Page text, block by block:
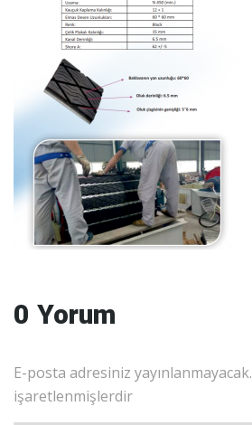
0 Yorum
E-posta adresiniz yayınlanmayacak.
işaretlenmişlerdir